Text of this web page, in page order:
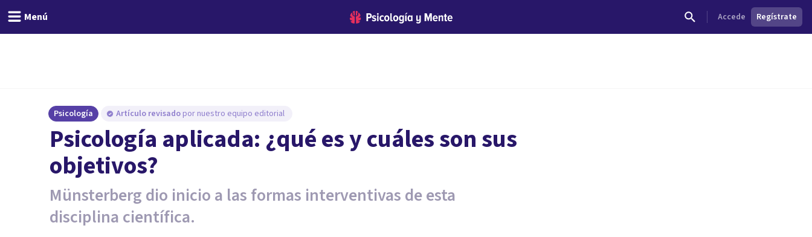
Menú Accede Regístrate
Psicología Artículo revisado por nuestro equipo editorial
​Psicología aplicada: ¿qué es y cuáles son sus
objetivos?
Münsterberg dio inicio a las formas interventivas de esta
disciplina científica.